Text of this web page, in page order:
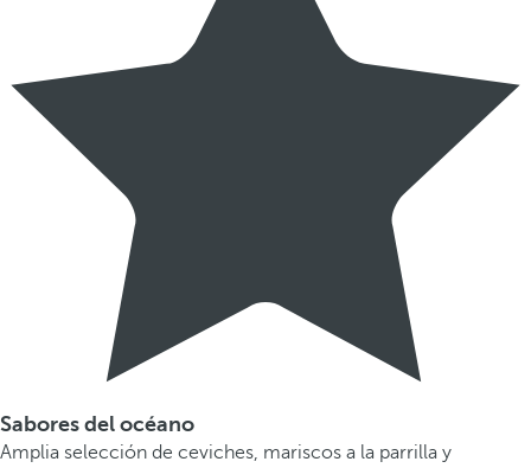
Sabores del océano
Amplia selección de ceviches, mariscos a la parrilla y